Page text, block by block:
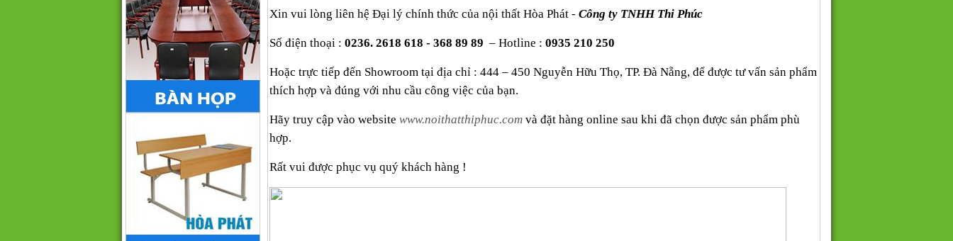
Xin vui lòng liên hệ Đại lý chính thức của nội thất Hòa Phát - Công ty TNHH Thi Phúc
Số điện thoại : 0236. 2618 618 - 368 89 89 – Hotline : 0935 210 250
Hoặc trực tiếp đến Showroom tại địa chỉ : 444 – 450 Nguyễn Hữu Thọ, TP. Đà Nẵng, để được tư vấn sản phẩm
thích hợp và đúng với nhu cầu công việc của bạn.
Hãy truy cập vào website www.noithatthiphuc.com và đặt hàng online sau khi đã chọn được sản phẩm phù
hợp.
Rất vui được phục vụ quý khách hàng !